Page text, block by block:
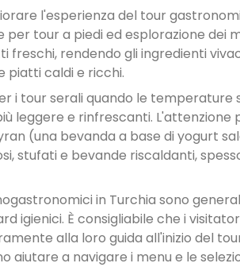
l'esperienza del tour
per tour a piedi ed esplorazione dei
rendendo gli ingredienti
piatti caldi e ricchi.
i tour serali quando le temperature
leggere e rinfrescanti.
(una bevanda a base di yogurt
stufati e bevande riscaldanti,
in Turchia sono
igienici. È consigliabile che i
alla loro guida all'inizio del
aiutare a navigare i menu e le